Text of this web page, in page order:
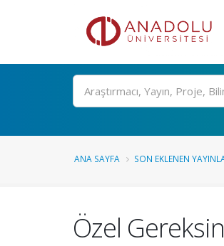
Ara
ANA SAYFA SON EKLENEN
Özel